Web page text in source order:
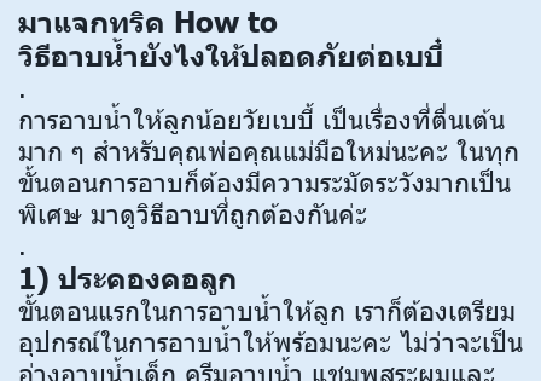
มาแจกทริค How to
วิธีอาบน้ำยังไงให้ปลอดภัยต่อเบบี๋
.
การอาบน้ำให้ลูกน้อยวัยเบบี้ เป็นเรื่องที่ตื่นเต้น
มาก ๆ สำหรับคุณพ่อคุณแม่มือใหม่นะคะ ในทุก
ขั้นตอนการอาบก็ต้องมีความระมัดระวังมากเป็น
พิเศษ มาดูวิธีอาบที่ถูกต้องกันค่ะ
.
1) ประคองคอลูก
ขั้นตอนแรกในการอาบน้ำให้ลูก เราก็ต้องเตรียม
อุปกรณ์ในการอาบน้ำให้พร้อมนะคะ ไม่ว่าจะเป็น
อ่างอาบน้ำเด็ก ครีมอาบน้ำ แชมพูสระผมและ